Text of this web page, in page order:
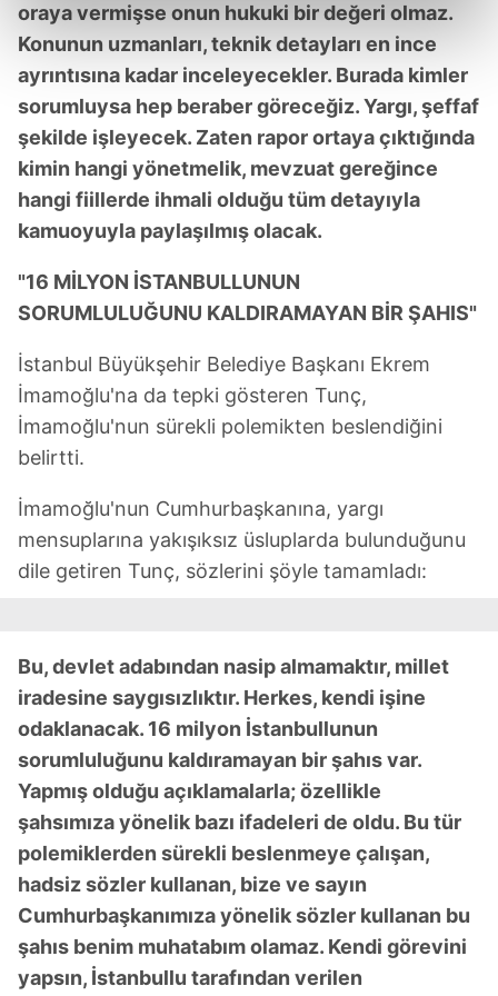
reklamların maliyetlerimizi karşılamak noktasında tek gelir
kalemimiz olduğunu sizlere hatırlatmak isteriz.
Her halükârda, kullanıcılar, bu çerezlere izin vermedikleri
takdirde, kullanıcılara hedefli reklamlar
gösterilmeyecektir."
Sizlere daha iyi bir hizmet sunabilmek için İnternet
Sitemizde kendimize ve üçüncü kişilere ait çerezler
kullanılmaktadır. Bu çerezler vasıtasıyla çeşitli kişisel
verileriniz işlenmekte olup gerekli olan çerezler bilgi
toplumu hizmetlerinin sunulması amacıyla
kullanılmaktadır. Diğer çerezler, sitemizin daha işlevsel
kılınması ve kişiselleştirilmesi ve sizlere yönelik
reklam/pazarlama faaliyetlerinin yapılması, amaçlarıyla
sınırlı olarak açık rızanız dahilinde kullanılacaktır.
Çerezlere ilişkin tercihlerinizi aşağıda yer alan panel
için Ayarlar butonuna tıklayabilir,Çerez Bilgilendirme
Metnimiziziyaret edebilirsiniz.
almak için lütfentıklayınız.
oraya vermişse onun hukuki bir değeri olmaz.
Konunun uzmanları, teknik detayları en ince
ayrıntısına kadar inceleyecekler. Burada kimler
sorumluysa hep beraber göreceğiz. Yargı, şeffaf
şekilde işleyecek. Zaten rapor ortaya çıktığında
kimin hangi yönetmelik, mevzuat gereğince
hangi fiillerde ihmali olduğu tüm detayıyla
kamuoyuyla paylaşılmış olacak.
"16 MİLYON İSTANBULLUNUN
SORUMLULUĞUNU KALDIRAMAYAN BİR ŞAHIS"
İstanbul Büyükşehir Belediye Başkanı Ekrem
İmamoğlu'na da tepki gösteren Tunç,
İmamoğlu'nun sürekli polemikten beslendiğini
belirtti.
İmamoğlu'nun Cumhurbaşkanına, yargı
mensuplarına yakışıksız üsluplarda bulunduğunu
dile getiren Tunç, sözlerini şöyle tamamladı:
Bu, devlet adabından nasip almamaktır, millet
iradesine saygısızlıktır. Herkes, kendi işine
odaklanacak. 16 milyon İstanbullunun
sorumluluğunu kaldıramayan bir şahıs var.
Yapmış olduğu açıklamalarla; özellikle
şahsımıza yönelik bazı ifadeleri de oldu. Bu tür
polemiklerden sürekli beslenmeye çalışan,
hadsiz sözler kullanan, bize ve sayın
Cumhurbaşkanımıza yönelik sözler kullanan bu
şahıs benim muhatabım olamaz. Kendi görevini
yapsın, İstanbullu tarafından verilen